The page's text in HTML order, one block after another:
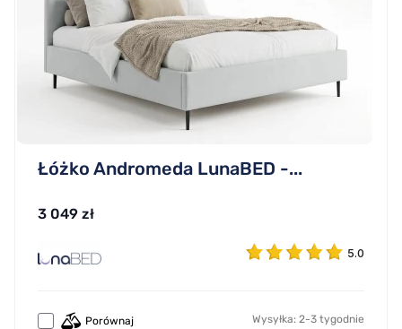
Łóżko Andromeda LunaBED -...
3 049 zł
5.0
Porównaj Wysyłka: 2-3 tygodnie